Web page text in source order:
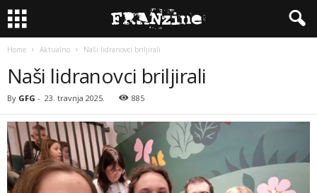
Home Aktualno Naši lidranovci briljirali
Naši lidranovci briljirali
By GFG - 23. travnja 2025. 885